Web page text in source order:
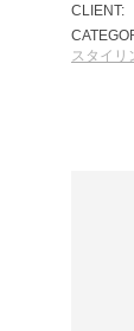
CLIENT:
スタイリ